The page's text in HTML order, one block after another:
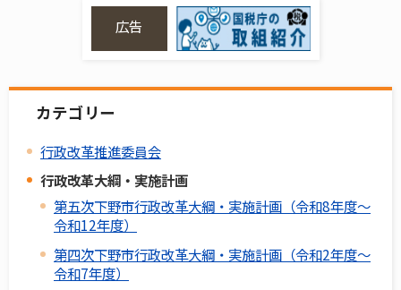
広告
カテゴリー
行政改革推進委員会
行政改革大綱・実施計画
第五次下野市行政改革大綱・実施計画（令和8年度～
令和12年度）
第四次下野市行政改革大綱・実施計画（令和2年度～
令和7年度）